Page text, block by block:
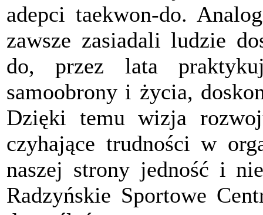
adepci taekwon-do.
zawsze zasiadali ludzie
do, przez lata
samoobrony i życia,
Dzięki temu wizja
czyhające trudności w
naszej strony jedność i
Radzyńskie Sportowe